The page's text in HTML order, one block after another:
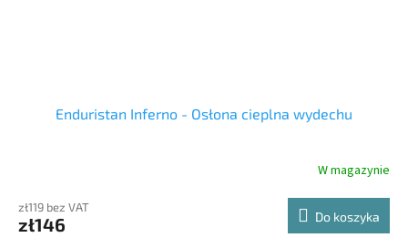
Enduristan Inferno - Osłona cieplna wydechu
W magazynie
zł119 bez VAT
zł146 Do koszyka